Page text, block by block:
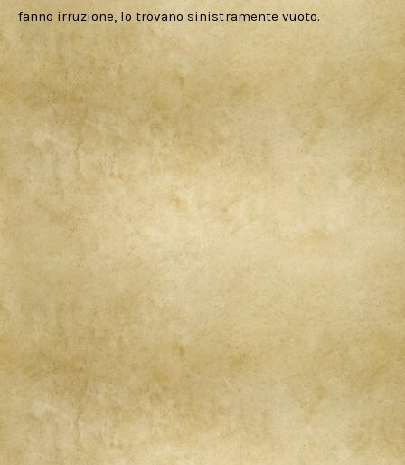
fanno irruzione, lo trovano sinistramente vuoto.